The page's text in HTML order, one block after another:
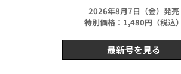
2026年8月7日（金）発売
特別価格：1,480円（税込）
最新号を見る